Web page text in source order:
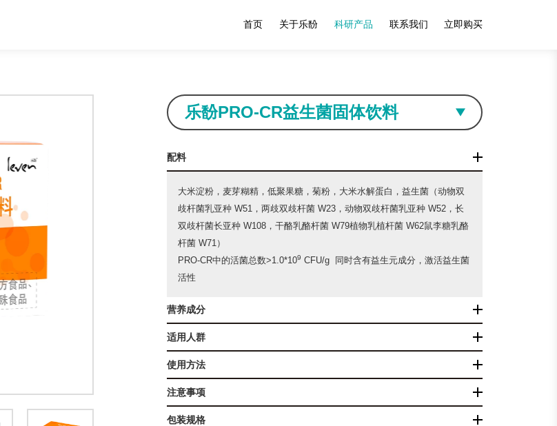
首页 关于乐馚 科研产品 联系我们 立即购买
乐馚PRO-CR益生菌固体饮料
配料
大米淀粉，麦芽糊精，低聚果糖，菊粉，大米水解蛋白，益生菌（动物双
歧杆菌乳亚种 W51，两歧双歧杆菌 W23，动物双歧杆菌乳亚种 W52，长
双歧杆菌长亚种 W108，干酪乳酪杆菌 W79植物乳植杆菌 W62鼠李糖乳酪
杆菌 W71）
PRO-CR中的活菌总数>1.0*109 CFU/g 同时含有益生元成分，激活益生菌
活性
营养成分
适用人群
使用方法
注意事项
包装规格